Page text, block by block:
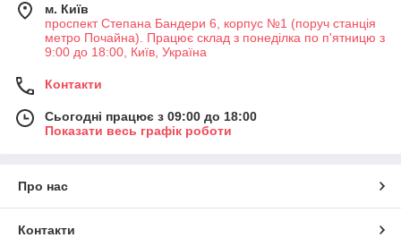
м. Київ
проспект Степана Бандери 6, корпус №1 (поруч станція
метро Почайна). Працює склад з понеділка по п'ятницю з
9:00 до 18:00, Київ, Україна
Контакти
Сьогодні працює з 09:00 до 18:00
Показати весь графік роботи
Про нас
Контакти